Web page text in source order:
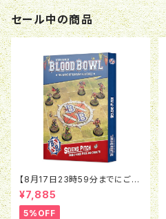
セール中の商品
【8月17日23時59分までにご予
約で5％OFF】ブラッドボウル：セ
ヴンズピッチ（2026）
¥7,885
5%OFF